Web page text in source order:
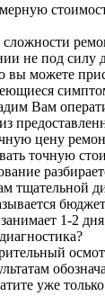
сложности
не под силу
можете
Вам
цену
точную
тщательной
1-2
уже